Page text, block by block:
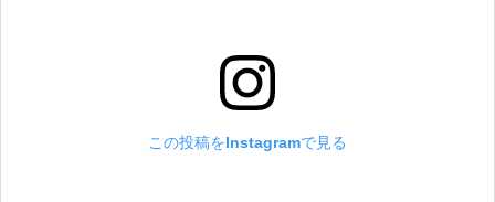
この投稿をInstagramで見る